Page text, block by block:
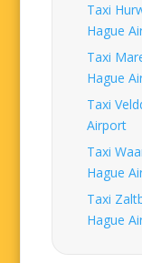
Taxi
Hague
Taxi
Hague
Taxi
Airport
Taxi
Hague
Taxi
Hague